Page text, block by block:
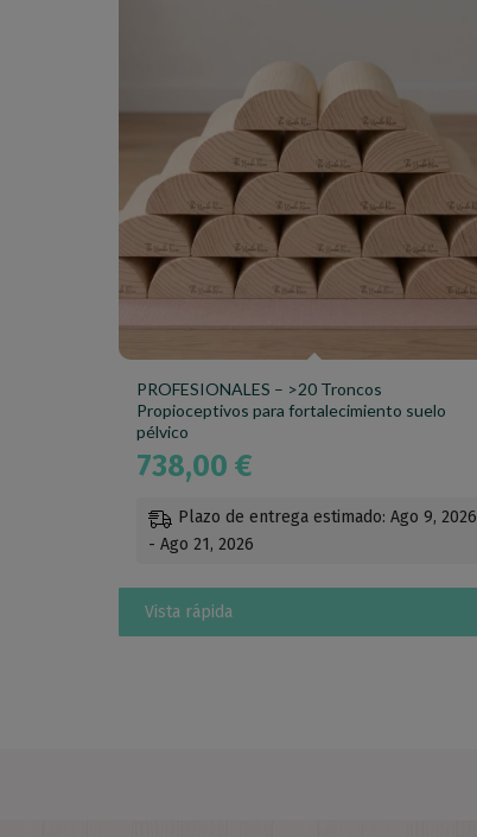
PROFESIONALES – >20 Troncos
Propioceptivos para fortalecimiento suelo
pélvico
738,00 €
Plazo de entrega estimado: Ago 9, 2026
- Ago 21, 2026
Vista rápida